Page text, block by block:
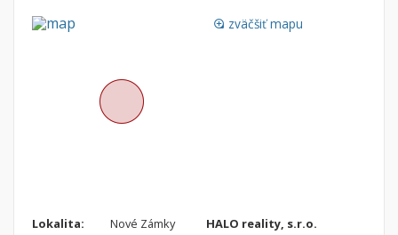
Uložiť vyhľadávanie
Zatvoriť vyhľadávanie
loupe zväčšiť mapu
Lokalita:
Nové Zámky
HALO reality, s.r.o.